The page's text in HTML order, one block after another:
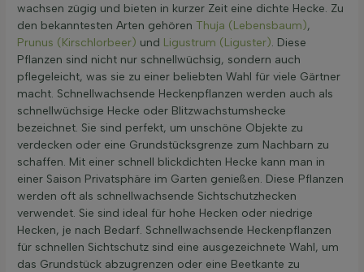
wachsen zügig und bieten in kurzer Zeit eine dichte Hecke. Zu
den bekanntesten Arten gehören Thuja (Lebensbaum),
Prunus (Kirschlorbeer) und Ligustrum (Liguster). Diese
Pflanzen sind nicht nur schnellwüchsig, sondern auch
pflegeleicht, was sie zu einer beliebten Wahl für viele Gärtner
macht. Schnellwachsende Heckenpflanzen werden auch als
schnellwüchsige Hecke oder Blitzwachstumshecke
bezeichnet. Sie sind perfekt, um unschöne Objekte zu
verdecken oder eine Grundstücksgrenze zum Nachbarn zu
schaffen. Mit einer schnell blickdichten Hecke kann man in
einer Saison Privatsphäre im Garten genießen. Diese Pflanzen
werden oft als schnellwachsende Sichtschutzhecken
verwendet. Sie sind ideal für hohe Hecken oder niedrige
Hecken, je nach Bedarf. Schnellwachsende Heckenpflanzen
für schnellen Sichtschutz sind eine ausgezeichnete Wahl, um
das Grundstück abzugrenzen oder eine Beetkante zu